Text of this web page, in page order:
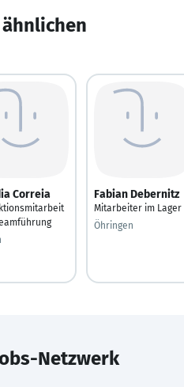
Correia Fabian Debernitz
Mitarbeiter im Lager
Öhringen
Netzwerk